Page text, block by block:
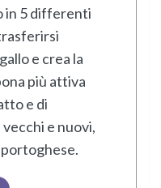
in 5 differenti
e crea la
più attiva
e di
e nuovi,